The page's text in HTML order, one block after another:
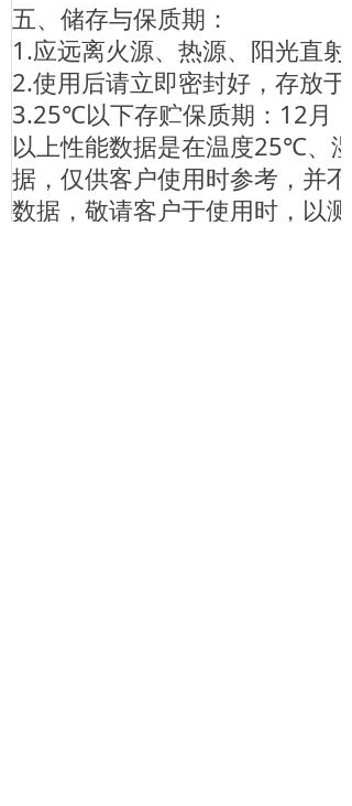
五、储存与保质期：
1.应远离火源、热源、阳光直射
2.使用后请立即密封好，存放于
3.25℃以下存贮保质期：12月
以上性能数据是在温度25℃、
据，仅供客户使用时参考，并
数据，敬请客户于使用时，以